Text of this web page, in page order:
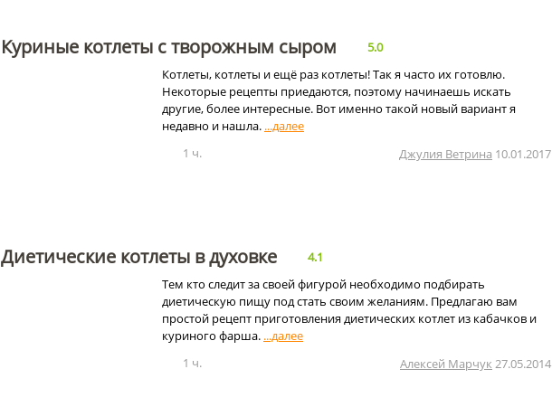
Куриные котлеты с творожным сыром
5.0
Котлеты, котлеты и ещё раз котлеты! Так я часто их готовлю.
Некоторые рецепты приедаются, поэтому начинаешь искать
другие, более интересные. Вот именно такой новый вариант я
недавно и нашла.
1 ч.
Джулия Ветрина 10.01.2017
Диетические котлеты в духовке
4.1
Тем кто следит за своей фигурой необходимо подбирать
диетическую пищу под стать своим желаниям. Предлагаю вам
простой рецепт приготовления диетических котлет из кабачков и
куриного фарша.
1 ч.
Алексей Марчук 27.05.2014